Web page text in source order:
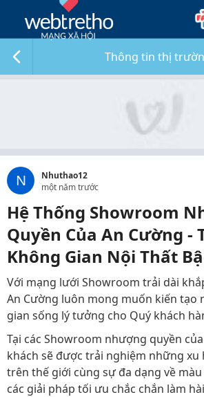
Thông tin thị
N
Nhuthao12
một năm trước
Hệ Thống Showroom
Quyền Của An Cường -
Không Gian Nội Thất
Với mạng lưới Showroom trải dài
An Cường luôn mong muốn kiến tạo
gian sống lý tưởng cho Quý khách
Tại các Showroom nhượng quyền
khách sẽ được trải nghiệm những
trên thế giới cùng sự đa dạng về
các giải pháp tối ưu chắc chắn làm